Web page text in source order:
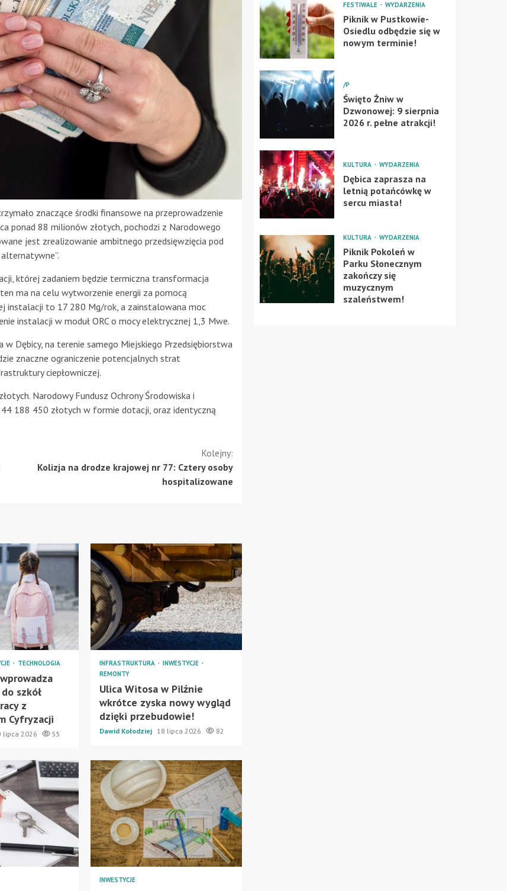
znaczące środki finansowe na przeprowadzenie
ponad 88 milionów złotych, pochodzi z Narodowego
jest zrealizowanie ambitnego przedsięwzięcia pod
której zadaniem będzie termiczna transformacja
ma na celu wytworzenie energii za pomocą
instalacji to 17 280 Mg/rok, a zainstalowana moc
instalacji w moduł ORC o mocy elektrycznej 1,3 Mwe.
Dębicy, na terenie samego Miejskiego Przedsiębiorstwa
znaczne ograniczenie potencjalnych strat
ciepłowniczej.
Narodowy Fundusz Ochrony Środowiska i
188 450 złotych w formie dotacji, oraz identyczną
Kolejny:
Kolizja na drodze krajowej nr 77: Cztery osoby
hospitalizowane
TECHNOLOGIA
szkół
z
Cyfryzacji
lipca 2026 55
INFRASTRUKTURA
INWESTYCJE
REMONTY
Ulica Witosa w Pilźnie
wkrótce zyska nowy wygląd
dzięki przebudowie!
Dawid Kołodziej 18 lipca 2026 82
INWESTYCJE
FESTIWALE WYDARZENIA
Piknik w Pustkowie-
Osiedlu odbędzie się w
nowym terminie!
/P
Święto Żniw w
Dzwonowej: 9 sierpnia
2026 r. pełne atrakcji!
KULTURA WYDARZENIA
Dębica zaprasza na
letnią potańcówkę w
sercu miasta!
KULTURA WYDARZENIA
Piknik Pokoleń w
Parku Słonecznym
zakończy się
muzycznym
szaleństwem!